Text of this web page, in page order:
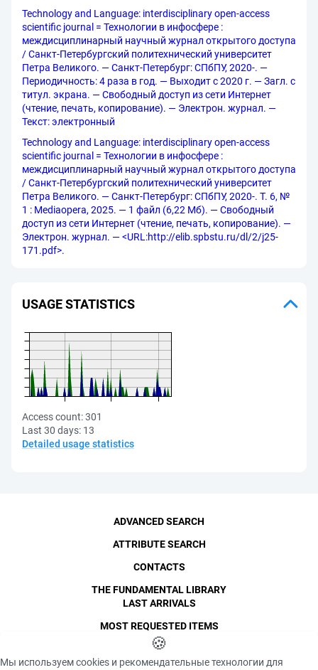
Technology and Language: interdisciplinary open-access
scientific journal = Технологии в инфосфере :
междисциплинарный научный журнал открытого доступа
/ Санкт-Петербургский политехнический университет
Петра Великого. — Санкт-Петербург: СПбПУ, 2020-. —
Периодичность: 4 раза в год. — Выходит с 2020 г. — Загл. с
титул. экрана. — Свободный доступ из сети Интернет
(чтение, печать, копирование). — Электрон. журнал. —
Текст: электронный
Technology and Language: interdisciplinary open-access
scientific journal = Технологии в инфосфере :
междисциплинарный научный журнал открытого доступа
/ Санкт-Петербургский политехнический университет
Петра Великого. — Санкт-Петербург: СПбПУ, 2020-. Т. 6, №
1 : Mediaopera, 2025. — 1 файл (6,22 Мб). — Свободный
доступ из сети Интернет (чтение, печать, копирование). —
Электрон. журнал. — <URL:http://elib.spbstu.ru/dl/2/j25-
171.pdf>.
USAGE STATISTICS
Access count:301
Last 30 days: 13
Detailed usage statistics
SPbPU, 1996-2026
Copyright and Personal Data
The photographs are
ADVANCED SEARCH
ATTRIBUTE SEARCH
CONTACTS
THE FUNDAMENTAL LIBRARY
LAST ARRIVALS
MOST REQUESTED ITEMS
🍪
Мы используем cookies и рекомендательные технологии для